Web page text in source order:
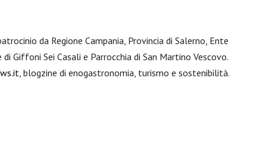
da Regione Campania, Provincia di Salerno, Ente
Giffoni Sei Casali e Parrocchia di San Martino Vescovo.
, blogzine di enogastronomia, turismo e sostenibilità.